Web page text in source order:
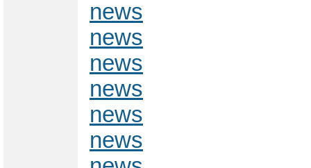
news
news
news
news
news
news